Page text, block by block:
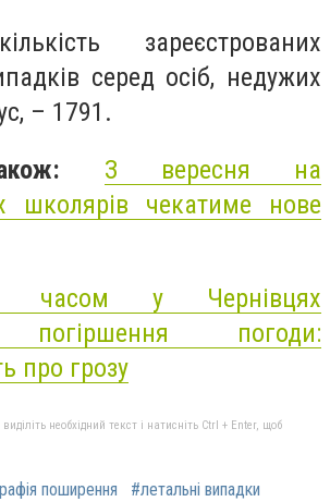
зареєстрованих
серед осіб, недужих
– 1791.
З вересня на
школярів чекатиме нове
часом у Чернівцях
погіршення погоди:
про грозу
необхідний текст і натисніть Ctrl + Enter, щоб
поширення #летальні випадки